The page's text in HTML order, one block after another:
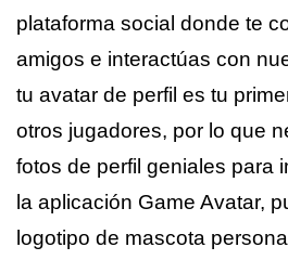
plataforma social donde te
amigos e interactúas con
tu avatar de perfil es tu
otros jugadores, por lo que
fotos de perfil geniales para
la aplicación Game Avatar,
logotipo de mascota